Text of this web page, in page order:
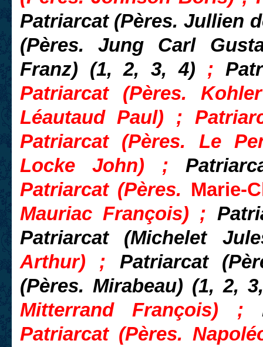
Patriarcat (Pères. Jullien
(Pères. Jung Carl
Franz) (1, 2, 3, 4) ;
Patriarcat (Pères.
Léautaud Paul) ;
Patriarcat (Pères. Le
Locke John) ;
Patriarcat (Pères. Marie-
Mauriac François) ;
Patriarcat (Michelet
Arthur) ; Patriarcat
(Pères. Mirabeau) (1, 2,
Mitterrand François) ;
Patriarcat (Pères.